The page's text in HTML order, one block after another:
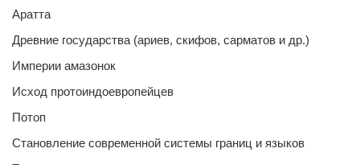
Аратта
Древние государства (ариев, скифов, сарматов и др.)
Империи амазонок
Исход протоиндоевропейцев
Потоп
Становление современной системы границ и языков